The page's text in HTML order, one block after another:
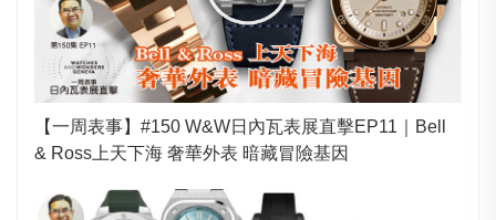
【一周表事】#150 W&W日內瓦表展直擊EP11｜Bell
& Ross上天下海 奢華外表 暗藏冒險基因